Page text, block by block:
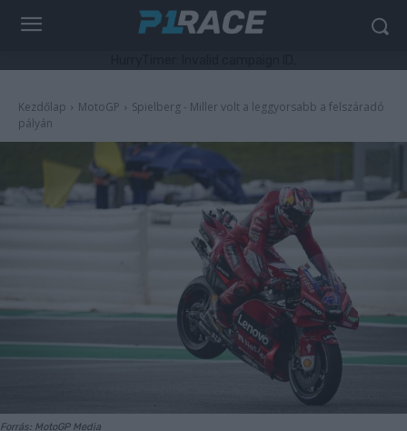
Kezdőlap MotoGP
Spielberg - Miller volt a leggyorsabb a felszáradó
pályán
Forrás: MotoGP Media